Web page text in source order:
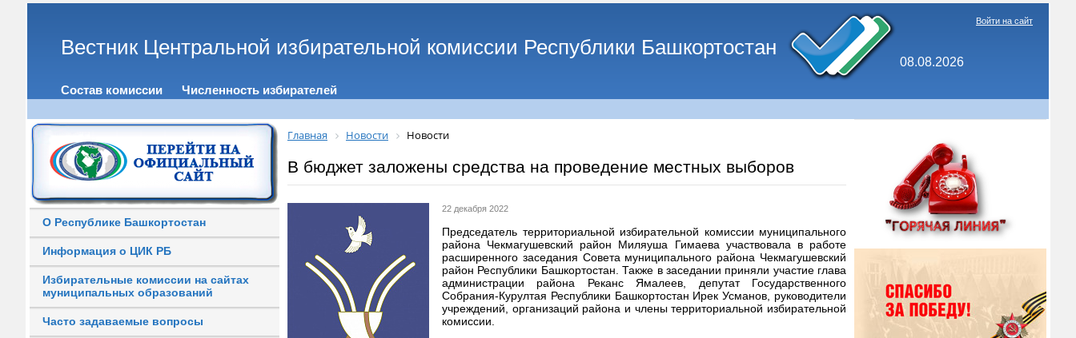
Вестник Центральной избирательной комиссии Республики Башкортостан
08.08.2026
Войти на сайт
Состав комиссии Численность избирателей
О Республике Башкортостан
Информация о ЦИК РБ
Избирательные комиссии на сайтах
муниципальных образований
Часто задаваемые вопросы
Главная Новости Новости
В бюджет заложены средства на проведение местных выборов
22 декабря 2022
Председатель территориальной избирательной комиссии муниципального
района Чекмагушевский район Миляуша Гимаева участвовала в работе
расширенного заседания Совета муниципального района Чекмагушевский
район Республики Башкортостан. Также в заседании приняли участие глава
администрации района Реканс Ямалеев, депутат Государственного
Собрания-Курултая Республики Башкортостан Ирек Усманов, руководители
учреждений, организаций района и члены территориальной избирательной
комиссии.